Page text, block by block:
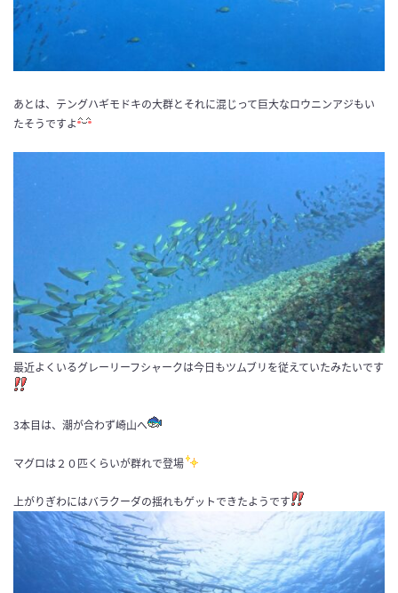
あとは、テングハギモドキの大群とそれに混じって巨大なロウニンアジもい
たそうですよ
最近よくいるグレーリーフシャークは今日もツムブリを従えていたみたいです
3本目は、潮が合わず崎山へ
マグロは２０匹くらいが群れで登場
上がりぎわにはバラクーダの揺れもゲットできたようです